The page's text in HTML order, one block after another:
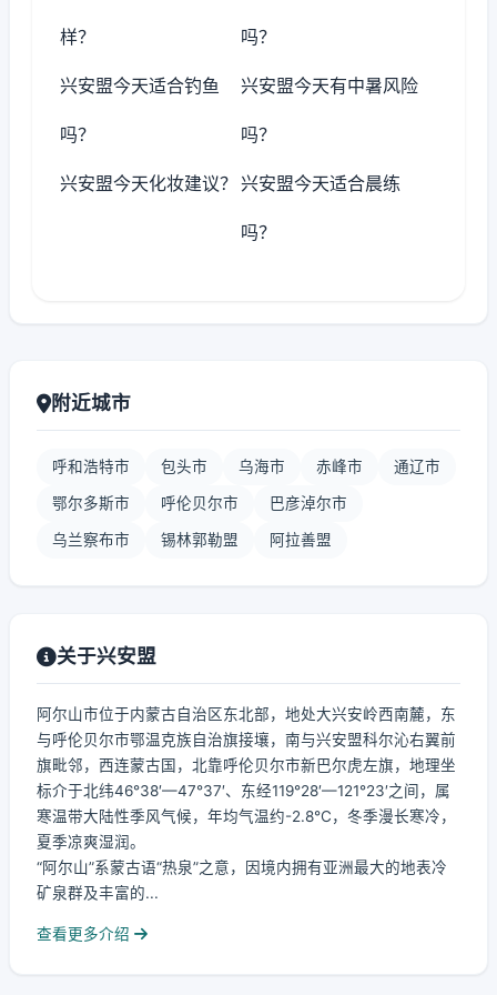
样？ 吗？
兴安盟今天适合钓鱼
吗？
兴安盟今天有中暑风险
吗？
兴安盟今天化妆建议？ 兴安盟今天适合晨练
吗？
附近城市
呼和浩特市 包头市 乌海市 赤峰市 通辽市
鄂尔多斯市 呼伦贝尔市 巴彦淖尔市
乌兰察布市 锡林郭勒盟 阿拉善盟
关于兴安盟
阿尔山市位于内蒙古自治区东北部，地处大兴安岭西南麓，东
与呼伦贝尔市鄂温克族自治旗接壤，南与兴安盟科尔沁右翼前
旗毗邻，西连蒙古国，北靠呼伦贝尔市新巴尔虎左旗，地理坐
标介于北纬46°38′—47°37′、东经119°28′—121°23′之间，属
寒温带大陆性季风气候，年均气温约-2.8℃，冬季漫长寒冷，
夏季凉爽湿润。
“阿尔山”系蒙古语“热泉”之意，因境内拥有亚洲最大的地表冷
矿泉群及丰富的...
查看更多介绍